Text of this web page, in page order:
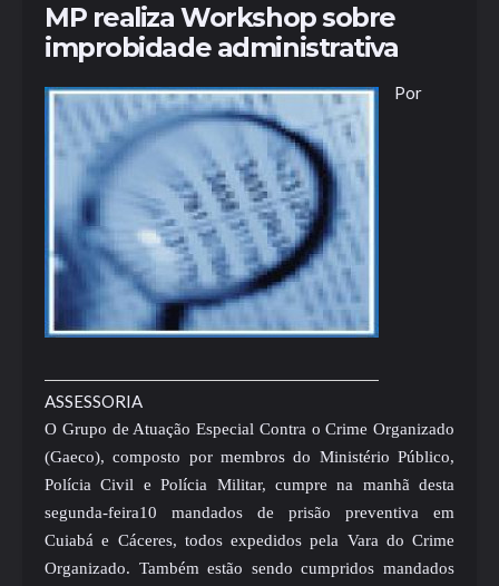
Evangelho do dia
Paróquia
MP realiza Workshop sobre
improbidade administrativa
Por
ASSESSORIA
O Grupo de Atuação Especial Contra o Crime Organizado
(Gaeco), composto por membros do Ministério Público,
Polícia Civil e Polícia Militar, cumpre na manhã desta
segunda-feira10 mandados de prisão preventiva em
Cuiabá e Cáceres, todos expedidos pela Vara do Crime
Organizado. Também estão sendo cumpridos mandados